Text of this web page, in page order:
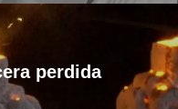
perdida